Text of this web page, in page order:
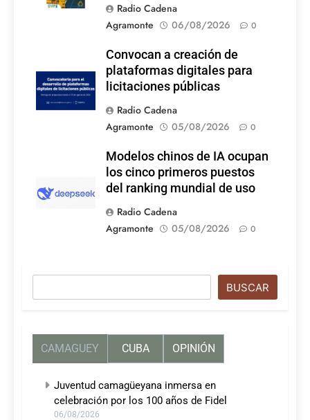
Radio Cadena
Agramonte
06/08/2026 0
Convocan a creación de
plataformas digitales para
licitaciones públicas
Radio Cadena
Agramonte
05/08/2026 0
Modelos chinos de IA ocupan
los cinco primeros puestos
del ranking mundial de uso
Radio Cadena
Agramonte
05/08/2026 0
BUSCAR
CAMAGUEY CUBA OPINIÓN
Juventud camagüeyana inmersa en
celebración por los 100 años de Fidel
06/08/2026